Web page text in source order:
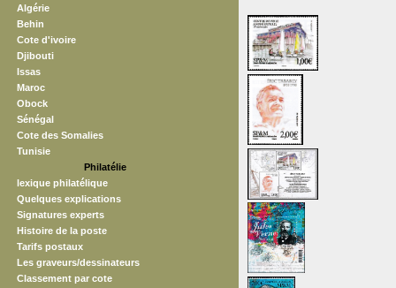
Algérie
Behin
Cote d'ivoire
Djibouti
Issas
Maroc
Obock
Sénégal
Cote des Somalies
Tunisie
Philatélie
lexique philatélique
Quelques explications
Signatures experts
Histoire de la poste
Tarifs postaux
Les graveurs/dessinateurs
Classement par cote